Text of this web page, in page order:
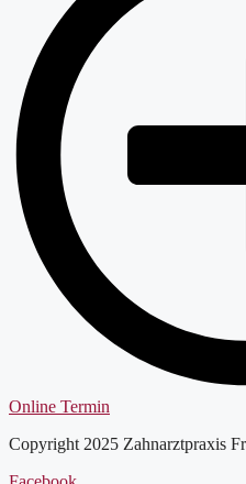
Online Termin
Copyright 2025 Zahnarztpraxis